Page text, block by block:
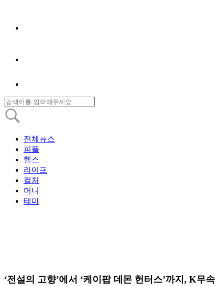
전체뉴스
피플
헬스
라이프
컬처
머니
테마
‘전설의 고향’에서 ‘케이팝 데몬 헌터스’까지, K무속